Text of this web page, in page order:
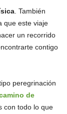
. También
que este viaje
un recorrido
contigo
peregrinación
de
con todo lo que